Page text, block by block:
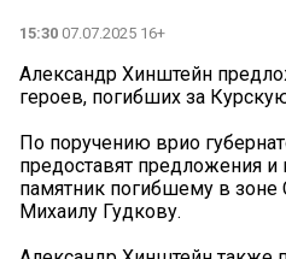
15:30 07.07.2025 16+
Александр Хинштейн
героев, погибших за
По поручению врио
предоставят предложения
памятник погибшему в
Михаилу Гудкову.